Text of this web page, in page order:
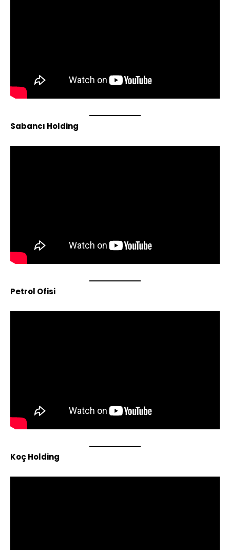
Sabancı Holding
Petrol Ofisi
Koç Holding